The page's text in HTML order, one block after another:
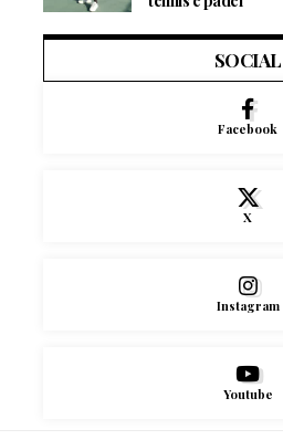
SOCIAL
Facebook
X
Instagram
Youtube